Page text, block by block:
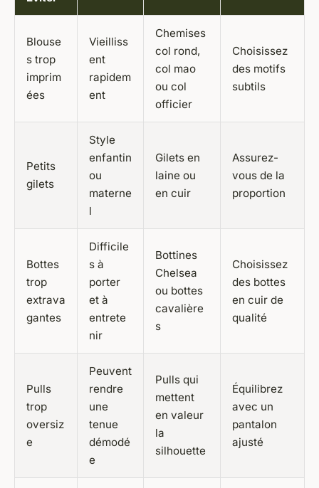
Blouse
s trop
imprim
ées
Vieilliss
ent
rapidem
ent
Chemises
col rond,
col mao
ou col
officier
Choisissez
des motifs
subtils
Petits
gilets
Style
enfantin
ou
materne
l
Gilets en
laine ou
en cuir
Assurez-
vous de la
proportion
Bottes
trop
extrava
gantes
Difficile
s à
porter
et à
entrete
nir
Bottines
Chelsea
ou bottes
cavalière
s
Choisissez
des bottes
en cuir de
qualité
Pulls
trop
oversiz
e
Peuvent
rendre
une
tenue
démodé
e
Pulls qui
mettent
en valeur
la
silhouette
Équilibrez
avec un
pantalon
ajusté